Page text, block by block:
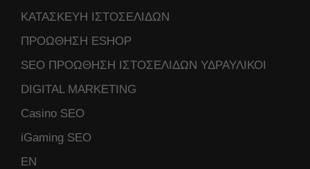
ΚΑΤΑΣΚΕΥΗ ΙΣΤΟΣΕΛΙΔΩΝ
ΠΡΟΩΘΗΣΗ ESHOP
SEO ΠΡΟΩΘΗΣΗ ΙΣΤΟΣΕΛΙΔΩΝ ΥΔΡΑΥΛΙΚΟΙ
DIGITAL MARKETING
Casino SEO
iGaming SEO
ΕΝ